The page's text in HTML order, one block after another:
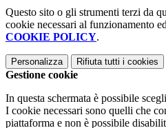
Questo sito o gli strumenti terzi da
cookie necessari al funzionamento
COOKIE POLICY.
Personalizza Rifiuta tutti i cookies
Gestione cookie
In questa schermata è possibile
I cookie necessari sono quelli che
piattaforma e non è possibile